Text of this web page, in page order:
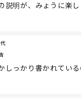
説明が、みょうに楽
しっかり書かれてい